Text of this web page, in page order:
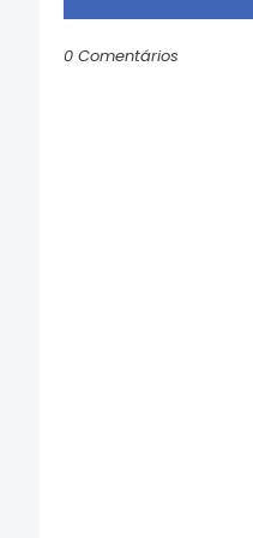
0 Comentários